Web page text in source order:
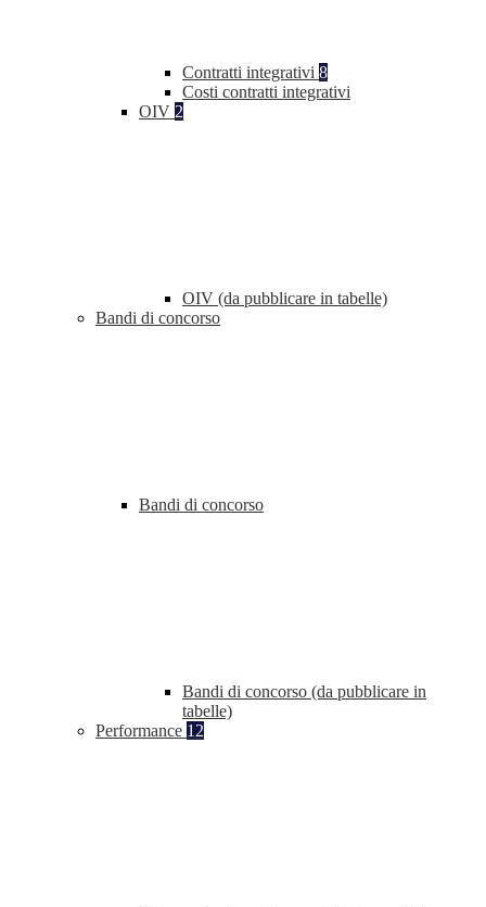
Contratti integrativi 8
Costi contratti integrativi
OIV 2
OIV (da pubblicare in tabelle)
Bandi di concorso
Bandi di concorso
Bandi di concorso (da pubblicare in
tabelle)
Performance 12